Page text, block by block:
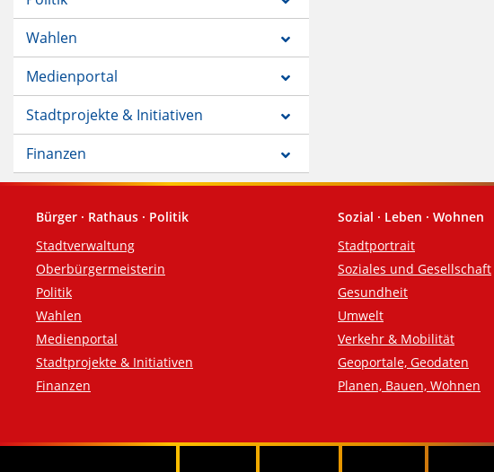
Wahlen
Medienportal
Stadtprojekte & Initiativen
Finanzen
Fußzeile
Bürger · Rathaus · Politik
Stadtverwaltung
Oberbürgermeisterin
Politik
Wahlen
Medienportal
Stadtprojekte & Initiativen
Finanzen
Sozial · Leben · Wohnen
Stadtportrait
Soziales und Gesellschaft
Gesundheit
Umwelt
Verkehr & Mobilität
Geoportale, Geodaten
Planen, Bauen, Wohnen